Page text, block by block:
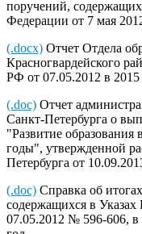
поручений,
Федерации от 7 мая
(.docx) Отчет Отдела
Красногвардейского
РФ от 07.05.2012 в 2015
(.doc) Отчет
Санкт-Петербурга о
"Развитие образования
годы", утвержденной
Петербурга от
(.doc) Справка об
содержащихся в
07.05.2012 № 596-606, в